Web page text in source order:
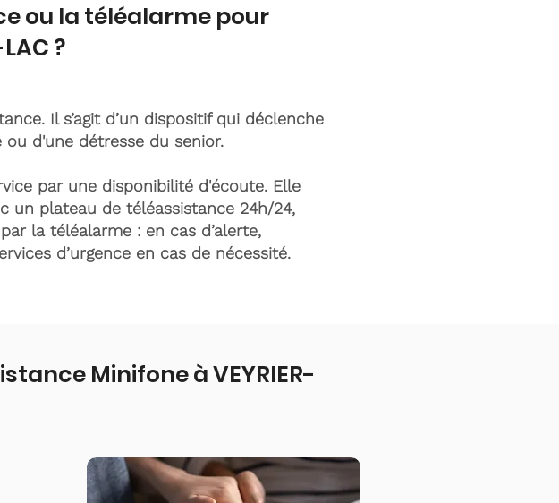
ou la téléalarme pour
?
Il s’agit d’un dispositif qui déclenche
ou d'une détresse du senior.
par une disponibilité d'écoute. Elle
un plateau de téléassistance 24h/24,
la téléalarme : en cas d’alerte,
d’urgence en cas de nécessité.
Minifone à VEYRIER-